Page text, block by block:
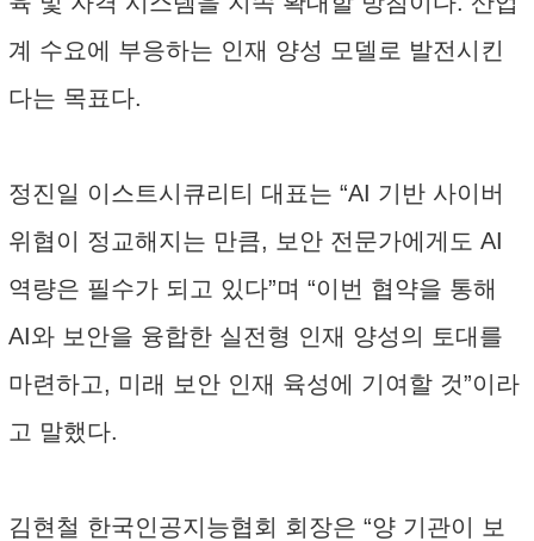
계 수요에 부응하는 인재 양성 모델로 발전시킨
다는 목표다.
정진일 이스트시큐리티 대표는 “AI 기반 사이버
위협이 정교해지는 만큼, 보안 전문가에게도 AI
역량은 필수가 되고 있다”며 “이번 협약을 통해
AI와 보안을 융합한 실전형 인재 양성의 토대를
마련하고, 미래 보안 인재 육성에 기여할 것”이라
고 말했다.
김현철 한국인공지능협회 회장은 “양 기관이 보